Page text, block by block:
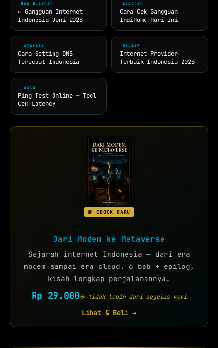
Hub Bulanan
← Gangguan Internet
Indonesia Juni 2026
Laporan
Cara Cek Gangguan
IndiHome Hari Ini
Tutorial
Cara Setting DNS
Tercepat Indonesia
Review
Internet Provider
Terbaik Indonesia 2026
Tools
Ping Test Online — Tool
Cek Latency
📘 EBOOK BARU
Dari Modem ke Metaverse
Sejarah internet Indonesia — dari era
modem sampai era cloud. 6 bab + epilog,
kisah lengkap perjalanannya.
Rp 29.000☕ tidak lebih dari segelas kopi
Lihat & Beli →